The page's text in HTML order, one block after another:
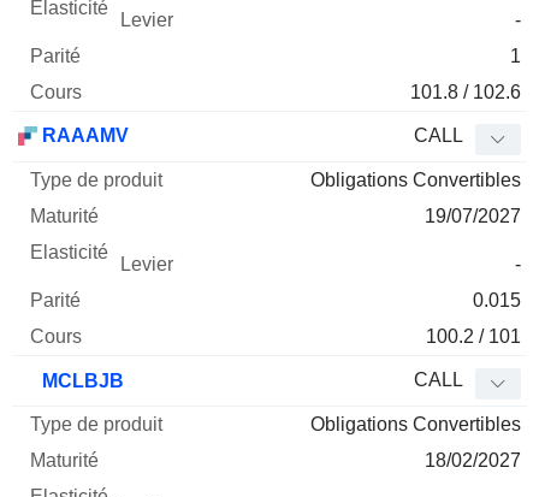
-
1
101.8 / 102.6
RAAAMV CALL
Obligations Convertibles
19/07/2027
-
0.015
100.2 / 101
MCLBJB CALL
Obligations Convertibles
18/02/2027